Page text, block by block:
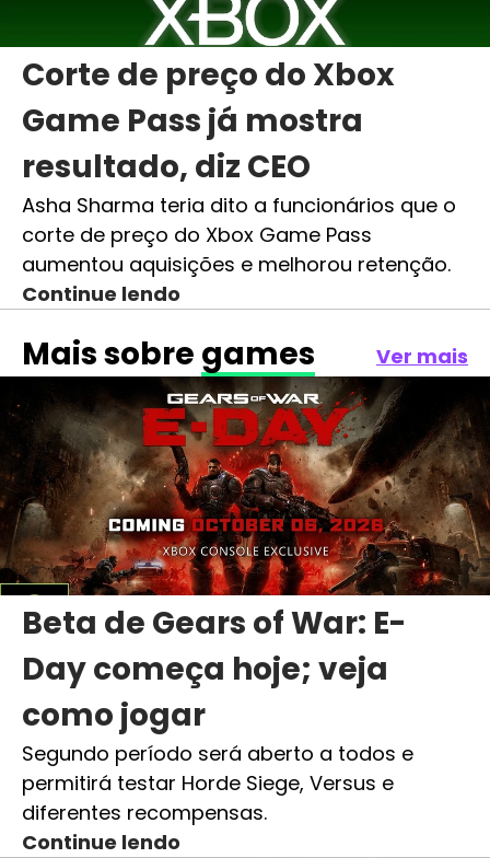
Corte de preço do Xbox
Game Pass já mostra
resultado, diz CEO
Asha Sharma teria dito a funcionários que o
corte de preço do Xbox Game Pass
aumentou aquisições e melhorou retenção.
Continue lendo
Mais sobre games Ver mais
Beta de Gears of War: E-
Day começa hoje; veja
como jogar
Segundo período será aberto a todos e
permitirá testar Horde Siege, Versus e
diferentes recompensas.
Continue lendo